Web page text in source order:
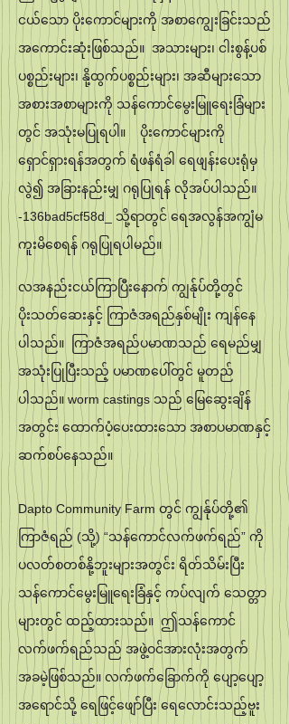
ငယ်သော ပိုးကောင်များကို အစာကျွေးခြင်းသည်
အကောင်းဆုံးဖြစ်သည်။ အသားများ၊ ငါးစွန့်ပစ်
ပစ္စည်းများ၊ နို့ထွက်ပစ္စည်းများ၊ အဆီများသော
အစားအစာများကို သန်ကောင်မွေးမြူရေးခြံများ
တွင် အသုံးမပြုရပါ။ ပိုးကောင်များကို
ရှောင်ရှားရန်အတွက် ရံဖန်ရံခါ ရေဖျန်းပေးရုံမှ
လွဲ၍ အခြားနည်းမျှ ဂရုပြုရန် လိုအပ်ပါသည်။
-136bad5cf58d_ သို့ရာတွင် ရေအလွန်အကျွံမ
ကူးမိစေရန် ဂရုပြုရပါမည်။
လအနည်းငယ်ကြာပြီးနောက် ကျွန်ုပ်တို့တွင်
ပိုးသတ်ဆေးနှင့် ကြာဇံအရည်နှစ်မျိုး ကျန်နေ
ပါသည်။ ကြာဇံအရည်ပမာဏသည် ရေမည်မျှ
အသုံးပြုပြီးသည့် ပမာဏပေါ်တွင် မူတည်
ပါသည်။ worm castings သည် မြေဆွေးချိန်
အတွင်း ထောက်ပံ့ပေးထားသော အစာပမာဏနှင့်
ဆက်စပ်နေသည်။
Dapto Community Farm တွင် ကျွန်ုပ်တို့၏
ကြာဇံရည် (သို့) “သန်ကောင်လက်ဖက်ရည်” ကို
ပလတ်စတစ်နို့ဘူးများအတွင်း ရိတ်သိမ်းပြီး
သန်ကောင်မွေးမြူရေးခြံနှင့် ကပ်လျက် သေတ္တာ
များတွင် ထည့်ထားသည်။ ဤသန်ကောင်
လက်ဖက်ရည်သည် အဖွဲ့ဝင်အားလုံးအတွက်
အခမဲ့ဖြစ်သည်။ လက်ဖက်ခြောက်ကို ပျော့ပျော့
အရောင်သို့ ရေဖြင့်ဖျော်ပြီး ရေလောင်းသည့်ဗူး